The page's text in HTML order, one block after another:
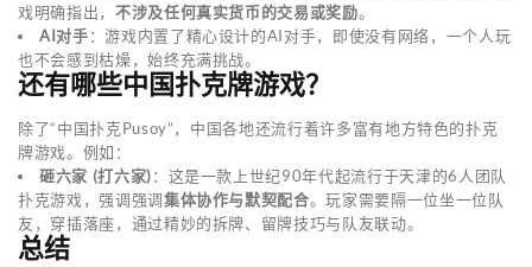
戏明确指出， 不涉及任何真实货币的交易或奖励。
AI对手：游戏内置了精心设计的AI对手，即使没有网络，一个人玩
也不会感到枯燥，始终充满挑战。
还有哪些中国扑克牌游戏？
除了“中国扑克Pusoy”，中国各地还流行着许多富有地方特色的扑克
牌游戏。例如：
砸六家 (打六家)：这是一款上世纪90年代起流行于天津的6人团队
扑克游戏，强调强调集体协作与默契配合。玩家需要隔一位坐一位队
友，穿插落座，通过精妙的拆牌、留牌技巧与队友联动。
总结